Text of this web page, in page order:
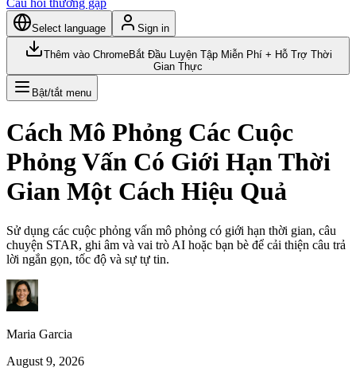
Câu hỏi thường gặp
Select language Sign in
Thêm vào ChromeBắt Đầu Luyện Tập Miễn Phí + Hỗ Trợ Thời
Gian Thực
Bật/tắt menu
Cách Mô Phỏng Các Cuộc
Phỏng Vấn Có Giới Hạn Thời
Gian Một Cách Hiệu Quả
Sử dụng các cuộc phỏng vấn mô phỏng có giới hạn thời gian, câu
chuyện STAR, ghi âm và vai trò AI hoặc bạn bè để cải thiện câu trả
lời ngắn gọn, tốc độ và sự tự tin.
Maria Garcia
August 9, 2026